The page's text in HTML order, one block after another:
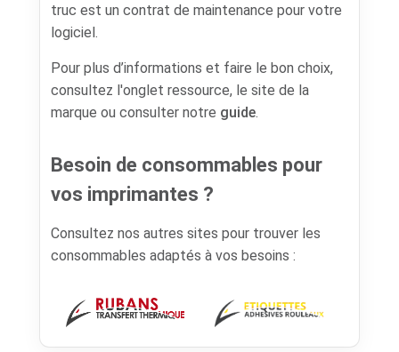
truc est un contrat de maintenance pour votre
logiciel.
Pour plus d’informations et faire le bon choix,
consultez l'onglet ressource, le site de la
marque ou consulter notre guide.
Besoin de consommables pour
vos imprimantes ?
Consultez nos autres sites pour trouver les
consommables adaptés à vos besoins :